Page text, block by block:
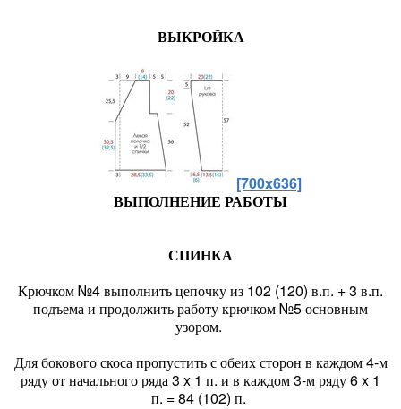
ВЫКРОЙКА
[700x636]
ВЫПОЛНЕНИЕ РАБОТЫ
СПИНКА
Крючком №4 выполнить цепочку из 102 (120) в.п. + 3 в.п.
подъема и продолжить работу крючком №5 основным
узором.
Для бокового скоса пропустить с обеих сторон в каждом 4-м
ряду от начального ряда 3 x 1 п. и в каждом 3-м ряду 6 x 1
п. = 84 (102) п.